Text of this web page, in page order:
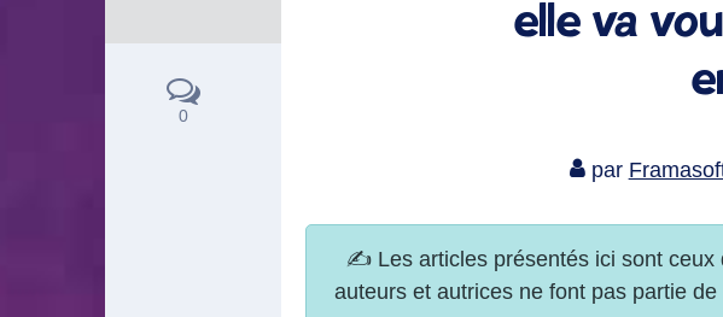
0
elle va
par